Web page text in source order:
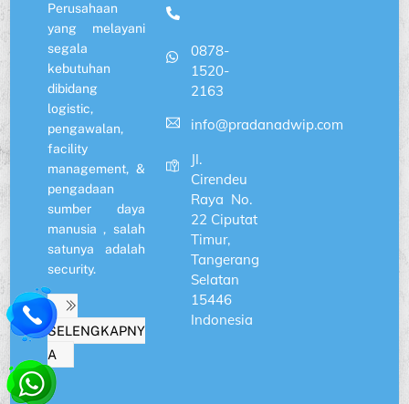
Perusahaan
yang melayani
segala
kebutuhan
dibidang
logistic,
pengawalan,
facility
management, &
pengadaan
sumber daya
manusia , salah
satunya adalah
security.
SELENGKAPNY
A
0878-
1520-
2163
info@pradanadwip.com
JI.
Cirendeu
Raya No.
22 Ciputat
Timur,
Tangerang
Selatan
15446
Indonesia